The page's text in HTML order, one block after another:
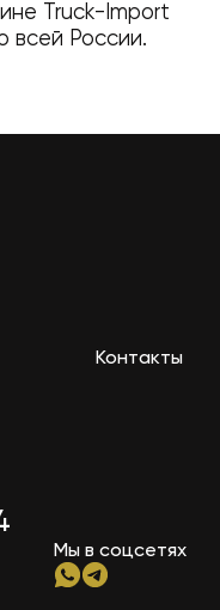
Truck-Import
всей России.
Контакты
Мы в соцсетях